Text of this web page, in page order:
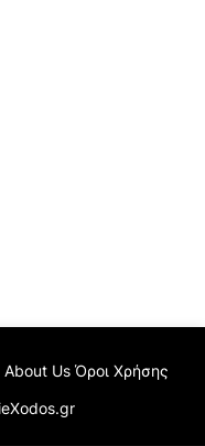
About Us Όροι Χρήσης